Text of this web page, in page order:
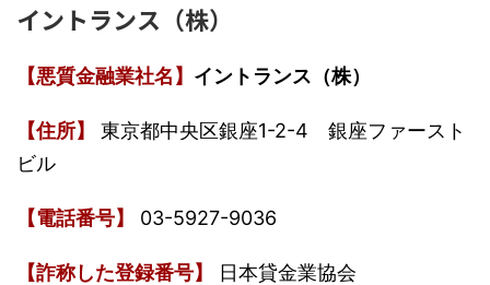
イントランス（株）
【悪質金融業社名】 イントランス（株）
【住所】
東京都中央区銀座1-2-4 銀座ファースト
ビル
【電話番号】 03-5927-9036
【詐称した登録番号】 日本貸金業協会